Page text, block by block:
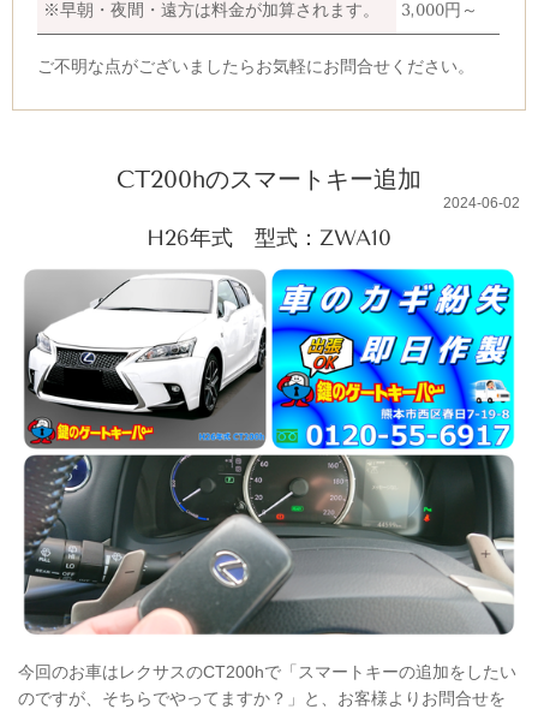
※早朝・夜間・遠方は料金が加算されます。 3,000円～
ご不明な点がございましたらお気軽にお問合せください。
CT200hのスマートキー追加
2024-06-02
H26年式 型式：ZWA10
今回のお車はレクサスのCT200hで「スマートキーの追加をしたい
のですが、そちらでやってますか？」と、お客様よりお問合せを